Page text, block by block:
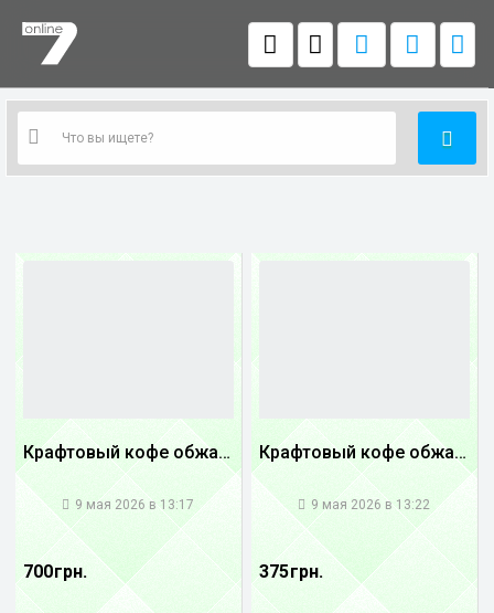
Крафтовый кофе обжареный купаж арабики 3...
9 мая 2026 в 13:17
700 грн.
Крафтовый кофе обжареный купаж арабики 5...
9 мая 2026 в 13:22
375 грн.